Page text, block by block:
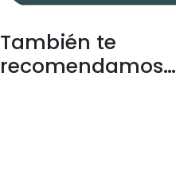
También te
recomendamos…